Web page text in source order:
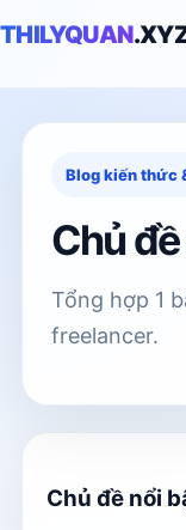
THILYQUAN
Blog kiến thức
Chủ
Tổng hợp 1
freelancer.
Chủ đề nổi